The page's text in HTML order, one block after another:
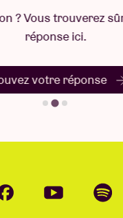
? Vous trouverez
réponse ici.
votre réponse